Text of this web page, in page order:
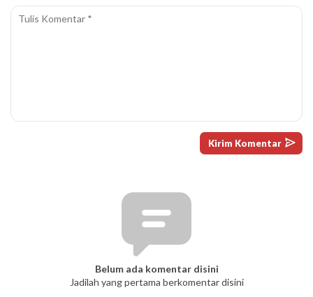
Belum ada komentar disini
Jadilah yang pertama berkomentar disini